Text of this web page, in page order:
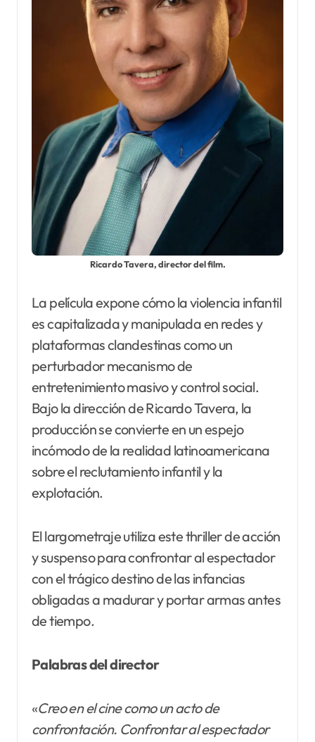
Ricardo Tavera, director del film.
La película expone cómo la violencia infantil
es capitalizada y manipulada en redes y
plataformas clandestinas como un
perturbador mecanismo de
entretenimiento masivo y control social.
Bajo la dirección de Ricardo Tavera, la
producción se convierte en un espejo
incómodo de la realidad latinoamericana
sobre el reclutamiento infantil y la
explotación.
El largometraje utiliza este thriller de acción
y suspenso para confrontar al espectador
con el trágico destino de las infancias
obligadas a madurar y portar armas antes
de tiempo.
Palabras del director
«Creo en el cine como un acto de
confrontación. Confrontar al espectador